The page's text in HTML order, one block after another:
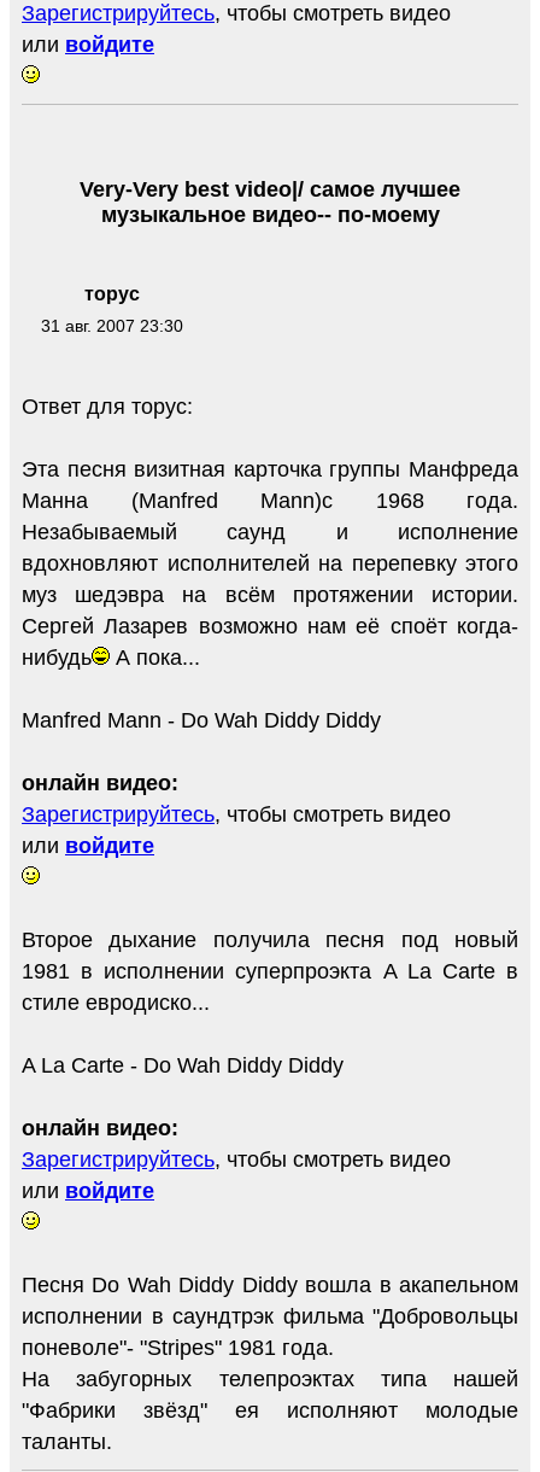
Зарегистрируйтесь, чтобы смотреть видео
или войдите
торус
31 авг. 2007 23:30
Very-Very best video|/ самое лучшее
музыкальное видео-- по-моему
Ответ для торус:
Эта песня визитная карточка группы Манфреда
Манна (Manfred Mann)c 1968 года.
Незабываемый саунд и исполнение
вдохновляют исполнителей на перепевку этого
муз шедэвра на всём протяжении истории.
Сергей Лазарев возможно нам её споёт когда-
нибудь
А пока...
Manfred Mann - Do Wah Diddy Diddy
онлайн видео:
Зарегистрируйтесь, чтобы смотреть видео
или войдите
Второе дыхание получила песня под новый
1981 в исполнении суперпроэкта A La Carte в
стиле евродиско...
A La Carte - Do Wah Diddy Diddy
онлайн видео:
Зарегистрируйтесь, чтобы смотреть видео
или войдите
Песня Do Wah Diddy Diddy вошла в акапельном
исполнении в саундтрэк фильма "Добровольцы
поневоле"- "Stripes" 1981 года.
На забугорных телепроэктах типа нашей
"Фабрики звёзд" ея исполняют молодые
таланты.